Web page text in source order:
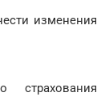
изменения
страхования